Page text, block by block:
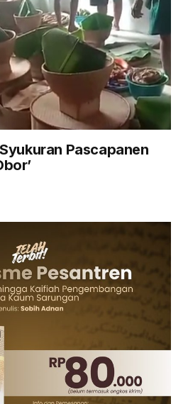
Pascapanen